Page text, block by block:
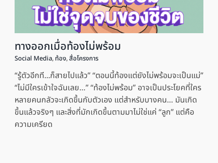
ทางออกเมื่อท้องไม่พร้อม
Social Media, ท้อง,สื่อโครงการ
“รู้ตัวอีกที...ก็สายไปแล้ว” “ตอนนี้ท้องแต่ยังไม่พร้อมจะเป็นแม่”
“ไม่มีใครเข้าใจฉันเลย…” “ท้องไม่พร้อม” อาจเป็นประโยคที่ใคร
หลายคนกลัวจะเกิดขึ้นกับตัวเอง แต่สำหรับบางคน… มันเกิด
ขึ้นแล้วจริงๆ และสิ่งที่มักเกิดขึ้นตามมาไม่ใช่แค่ “ลูก” แต่คือ
ความเครียด